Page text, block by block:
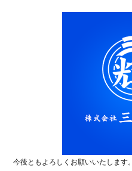
tte
今後ともよろしくお願いいたします。